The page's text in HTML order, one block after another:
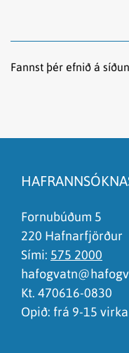
Fannst þér efnið á
Það er of mikið
Ég skil ekki efnið,
Fornubúðum 5
220 Hafnarfjörður
Sími: 575 2000
Kt. 470616-0830
Opið: frá 9-15